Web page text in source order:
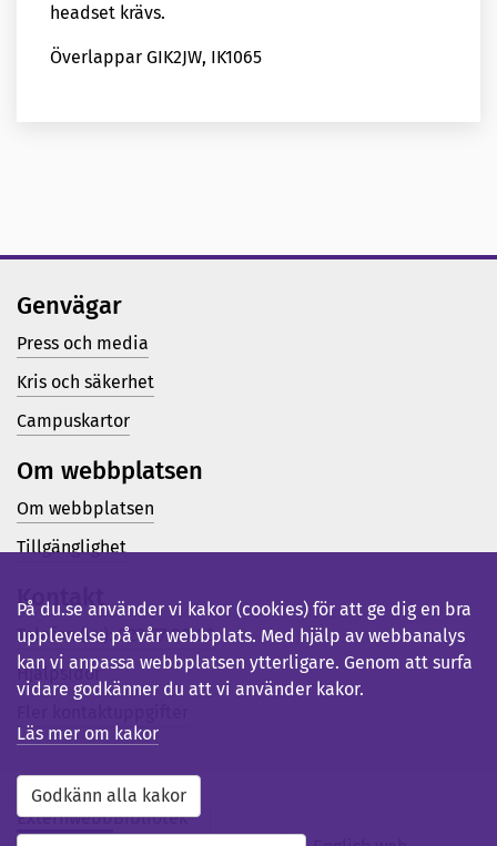
headset krävs.
Överlappar GIK2JW, IK1065
Genvägar
Press och media
Kris och säkerhet
Campuskartor
Om webbplatsen
Om webbplatsen
Tillgänglighet
Kontakt
Telefon (vx): 023-77 80 00
Hjälpsidor
ExternwebbBibliotek
På du.se använder vi kakor (cookies) för att ge dig en bra
upplevelse på vår webbplats. Med hjälp av webbanalys
kan vi anpassa webbplatsen ytterligare. Genom att surfa
vidare godkänner du att vi använder kakor.
Läs mer om kakor
Godkänn alla kakor